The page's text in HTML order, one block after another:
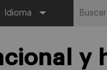
Idioma
y